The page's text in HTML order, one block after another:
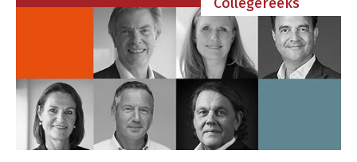
samen te werken aan het verwezenlijken van
salesdoelstellingen.
ondernemen
Productief met
ADHD